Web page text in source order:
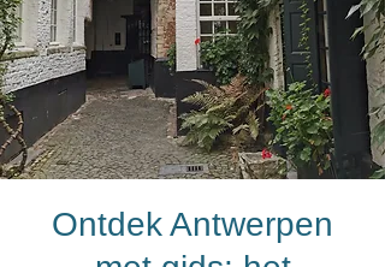
Ontdek Antwerpen